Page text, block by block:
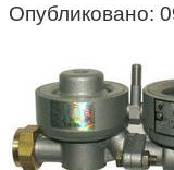
Опубликовано: